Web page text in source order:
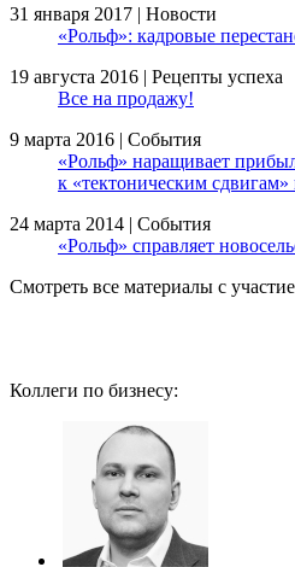
31 января 2017 | Новости
«Рольф»: кадровые
19 августа 2016 | Рецепты успеха
Все на продажу!
9 марта 2016 | События
«Рольф» наращивает
к «тектоническим сдвигам»
24 марта 2014 | События
«Рольф» справляет
Смотреть все материалы с
Коллеги по бизнесу: